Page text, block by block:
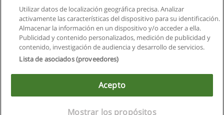
Privacidad de datos
Contactar con Educaedu
Copyright © Educaedu Business S.L. - CIF : B-95610580: -
Utilizar datos de localización geográfica precisa. Analizar
activamente las características del dispositivo para su identificación.
Almacenar la información en un dispositivo y/o acceder a ella.
Publicidad y contenido personalizados, medición de publicidad y
contenido, investigación de audiencia y desarrollo de servicios.
Lista de asociados (proveedores)
Acepto
Mostrar los propósitos